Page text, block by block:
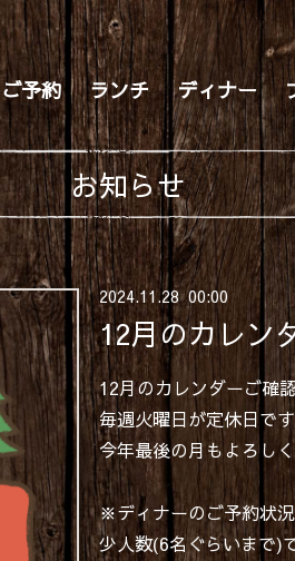
ご予約 ランチ ディナー
お知らせ
2024.11.28 00:00
12月のカレン
12月のカレンダーご確
毎週火曜日が定休日で
今年最後の月もよろし
※ディナーのご予約状
少人数(6名ぐらいまで)